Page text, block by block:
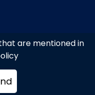
are mentioned in
στο